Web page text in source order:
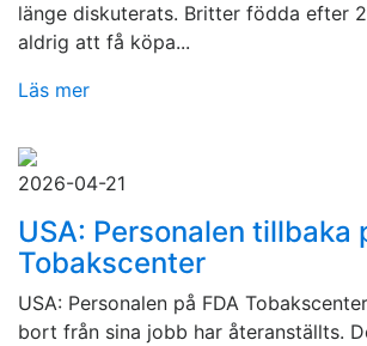
länge diskuterats. Britter födda efter
aldrig att få köpa...
Läs mer
2026-04-21
USA: Personalen tillbaka
Tobakscenter
USA: Personalen på FDA
bort från sina jobb har återanställts.